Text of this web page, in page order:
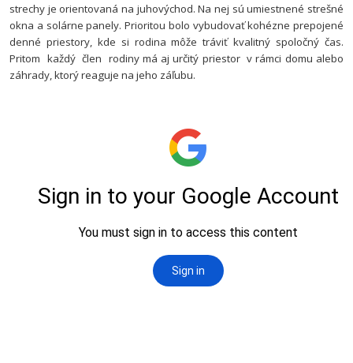
strechy je orientovaná na juhovýchod. Na nej sú umiestnené strešné
okna a solárne panely. Prioritou bolo vybudovať kohézne prepojené
denné priestory, kde si rodina môže tráviť kvalitný spoločný čas.
Pritom každý člen rodiny má aj určitý priestor v rámci domu alebo
záhrady, ktorý reaguje na jeho záľubu.